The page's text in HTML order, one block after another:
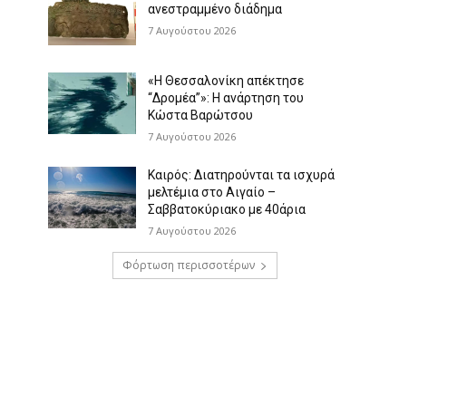
ανεστραμμένο διάδημα
7 Αυγούστου 2026
«Η Θεσσαλονίκη απέκτησε
“Δρομέα”»: Η ανάρτηση του
Κώστα Βαρώτσου
7 Αυγούστου 2026
Καιρός: Διατηρούνται τα ισχυρά
μελτέμια στο Αιγαίο –
Σαββατοκύριακο με 40άρια
7 Αυγούστου 2026
Φόρτωση περισσοτέρων